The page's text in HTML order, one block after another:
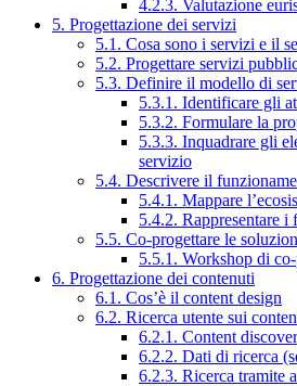
4.2.3. Valutazione
5. Progettazione dei servizi
5.1. Cosa sono i servizi e il
5.2. Progettare servizi
5.3. Definire il modello di
5.3.1. Identificare gli
5.3.2. Formulare la
5.3.3. Inquadrare gli
servizio
5.4. Descrivere il
5.4.1. Mappare
5.4.2. Rappresentare i
5.5. Co-progettare le
5.5.1. Workshop di
6. Progettazione dei contenuti
6.1. Cos’è il content design
6.2. Ricerca utente sui
6.2.1. Content
6.2.2. Dati di ricerca
6.2.3. Ricerca tramite